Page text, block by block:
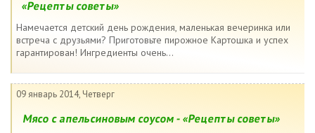
«Рецепты советы»
Намечается детский день рождения, маленькая вечеринка или
встреча с друзьями? Приготовьте пирожное Картошка и успех
гарантирован! Ингредиенты очень...
09 январь 2014, Четверг
Мясо с апельсиновым соусом - «Рецепты советы»